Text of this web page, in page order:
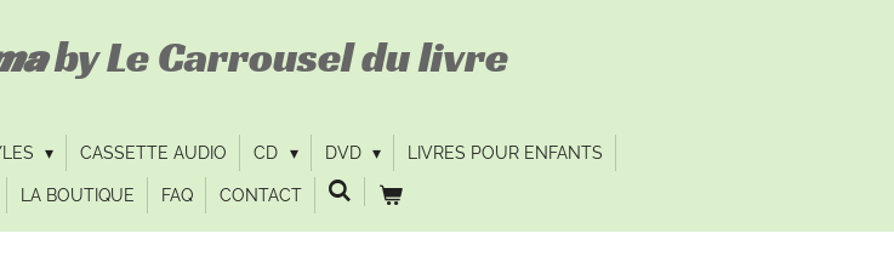
by Le Carrousel du livre
CASSETTE AUDIO CD DVD LIVRES POUR ENFANTS
LA BOUTIQUE FAQ CONTACT